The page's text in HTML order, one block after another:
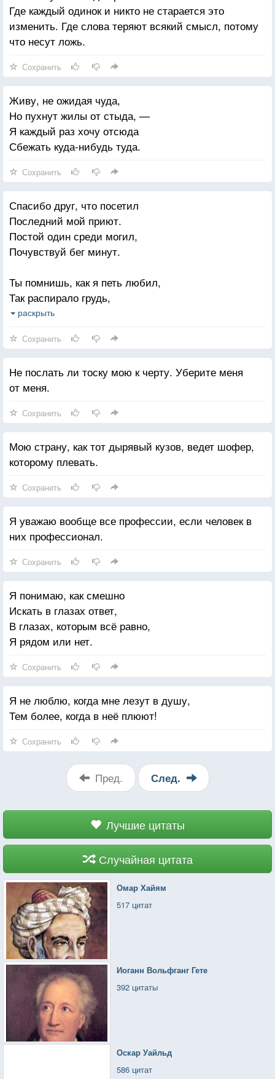
Где каждый одинок и никто не старается это
изменить. Где слова теряют всякий смысл, потому
что несут ложь.
Сохранить
Живу, не ожидая чуда,
Но пухнут жилы от стыда, —
Я каждый раз хочу отсюда
Сбежать куда-нибудь туда.
Сохранить
Спасибо друг, что посетил
Последний мой приют.
Постой один среди могил,
Почувствуй бег минут.
Ты помнишь, как я петь любил,
Так распирало грудь,
Теперь ни голоса, ни сил,
И воскресают, словно сон,
Былые времена,
И в хриплый мой магнитофон
Я пел, и грезил, и творил —
Я многое успел,
Какую женщину любил!
Каких друзей имел!
Прощай, зеленый мир!
В могиле страшно и темно,
Вода течет из дыр.
Спасибо, друг, что посетил
Приют печальный мой.
Мы здесь все узники могил,
А ты — один живой.
За все, чем дышишь и живешь,
Зубами, брат, держись,
Когда умрешь, тогда поймешь,
Какая штука — жизнь
Прощай! Себя я пережил
И песни, что для вас сложил,
Переживут века!
раскрыть
Сохранить
Не послать ли тоску мою к черту. Уберите меня
от меня.
Сохранить
Мою страну, как тот дырявый кузов, ведет шофер,
которому плевать.
Сохранить
Я уважаю вообще все профессии, если человек в
них профессионал.
Сохранить
Я понимаю, как смешно
Искать в глазах ответ,
В глазах, которым всё равно,
Я рядом или нет.
Сохранить
Я не люблю, когда мне лезут в душу,
Тем более, когда в неё плюют!
Сохранить
Пред. След.
Лучшие цитаты
Случайная цитата
Омар Хайям
517 цитат
Иоганн Вольфганг Гете
392 цитаты
Оскар Уайльд
586 цитат